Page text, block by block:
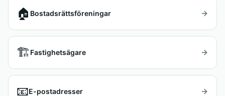
🏠 Bostadsrättsföreningar
🏗️Fastighetsägare
📧E-postadresser